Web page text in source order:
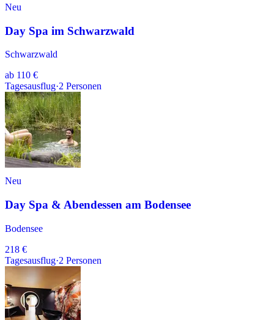
Neu
Day Spa im Schwarzwald
Schwarzwald
ab 110 €
Tagesausflug·2 Personen
Neu
Day Spa & Abendessen am Bodensee
Bodensee
218 €
Tagesausflug·2 Personen